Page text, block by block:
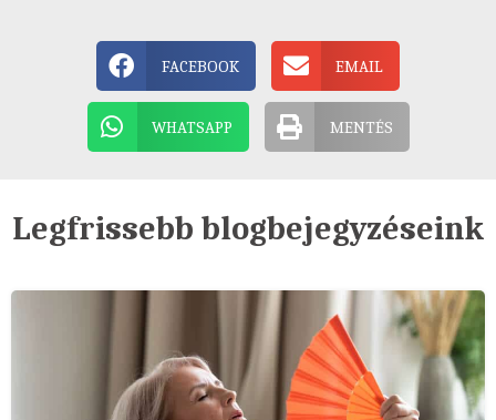
FACEBOOK EMAIL
WHATSAPP MENTÉS
Legfrissebb blogbejegyzéseink